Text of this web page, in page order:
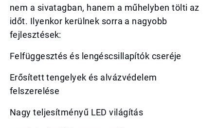
nem a sivatagban, hanem a műhelyben tölti az
időt. Ilyenkor kerülnek sorra a nagyobb
fejlesztések:
Felfüggesztés és lengéscsillapítók cseréje
Erősített tengelyek és alvázvédelem
felszerelése
Nagy teljesítményű LED világítás